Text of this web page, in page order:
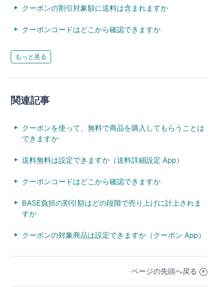
クーポンの割引対象額に送料は含まれますか
クーポンコードはどこから確認できますか
もっと見る
関連記事
クーポンを使って、無料で商品を購入してもらうことは
できますか
送料無料は設定できますか（送料詳細設定 App）
クーポンコードはどこから確認できますか
BASE負担の割引額はどの段階で売り上げに計上されま
すか
クーポンの対象商品は設定できますか（クーポン App）
ページの先頭へ戻る